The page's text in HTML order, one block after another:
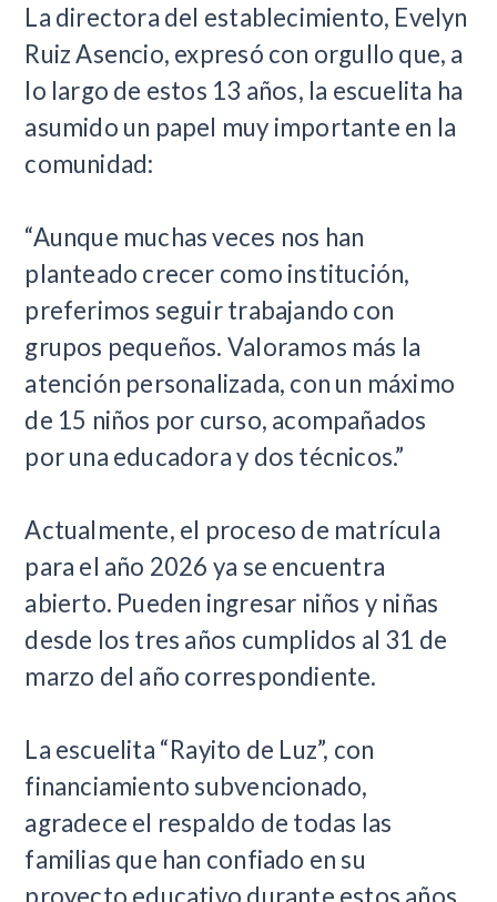
La directora del establecimiento, Evelyn
Ruiz Asencio, expresó con orgullo que, a
lo largo de estos 13 años, la escuelita ha
asumido un papel muy importante en la
comunidad:
“Aunque muchas veces nos han
planteado crecer como institución,
preferimos seguir trabajando con
grupos pequeños. Valoramos más la
atención personalizada, con un máximo
de 15 niños por curso, acompañados
por una educadora y dos técnicos.”
Actualmente, el proceso de matrícula
para el año 2026 ya se encuentra
abierto. Pueden ingresar niños y niñas
desde los tres años cumplidos al 31 de
marzo del año correspondiente.
La escuelita “Rayito de Luz”, con
financiamiento subvencionado,
agradece el respaldo de todas las
familias que han confiado en su
proyecto educativo durante estos años.